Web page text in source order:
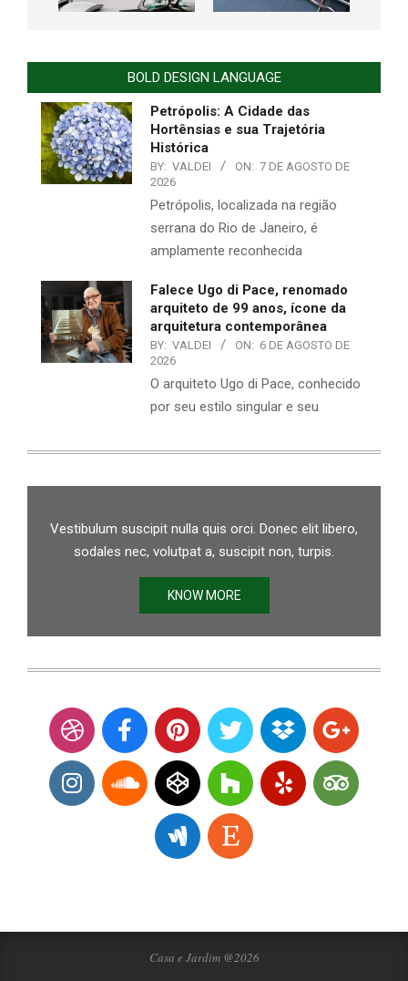
BOLD DESIGN LANGUAGE
Petrópolis: A Cidade das
Hortênsias e sua Trajetória
Histórica
BY: VALDEI ON: 7 DE AGOSTO DE
2026
Petrópolis, localizada na região
serrana do Rio de Janeiro, é
amplamente reconhecida
Falece Ugo di Pace, renomado
arquiteto de 99 anos, ícone da
arquitetura contemporânea
BY: VALDEI ON: 6 DE AGOSTO DE
2026
O arquiteto Ugo di Pace, conhecido
por seu estilo singular e seu
Vestibulum suscipit nulla quis orci. Donec elit libero,
sodales nec, volutpat a, suscipit non, turpis.
KNOW MORE
Casa e Jardim @2026